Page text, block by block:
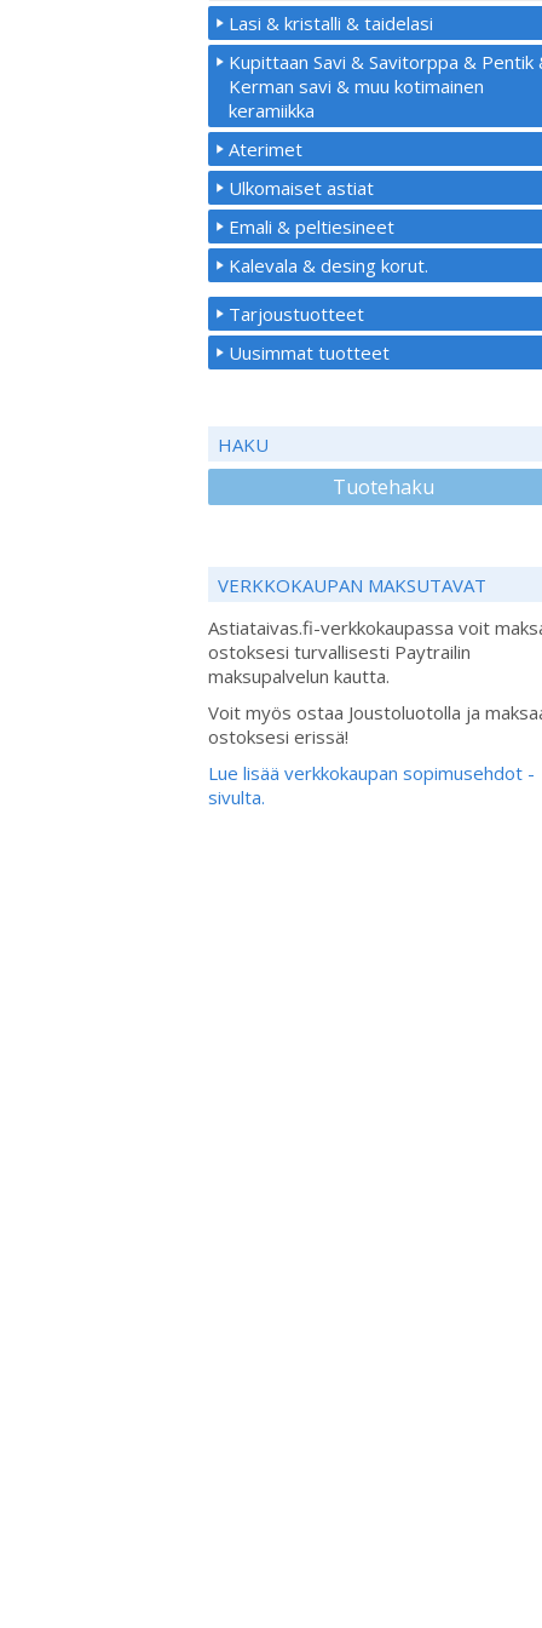
Lasi & kristalli & taidelasi
Kupittaan Savi & Savitorppa & Pentik
Kerman savi & muu kotimainen
keramiikka
Aterimet
Ulkomaiset astiat
Emali & peltiesineet
Kalevala & desing korut.
Tarjoustuotteet
Uusimmat tuotteet
HAKU
Tuotehaku
VERKKOKAUPAN MAKSUTAVAT
Astiataivas.fi-verkkokaupassa voit
ostoksesi turvallisesti Paytrailin
maksupalvelun kautta.
Voit myös ostaa Joustoluotolla ja
ostoksesi erissä!
Lue lisää verkkokaupan sopimusehdot -
sivulta.